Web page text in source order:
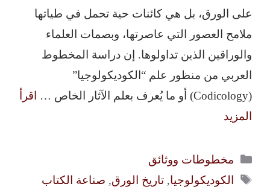
على الورق، بل هي كائنات حية تحمل في طياتها
ملامح العصور التي عاصرتها، وبصمات العلماء
والوراقين الذين تداولوها. إن دراسة المخطوط
العربي من منظور علم “الكوديكولوجيا”
(Codicology) أو ما يُعرف بعلم الآثار الخاص …
اقرأ
المزيد
التصنيفات
مخطوطات ووثائق
الوسوم
الكوديكولوجيا,تاريخ الورق, صناعة الكتاب